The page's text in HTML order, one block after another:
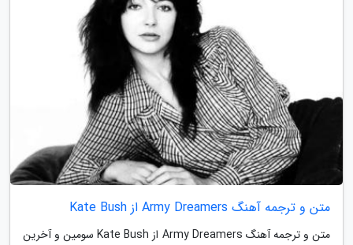
متن و ترجمه آهنگ Army Dreamers از Kate Bush
متن و ترجمه آهنگ Army Dreamers از Kate Bush سومین و آخرین